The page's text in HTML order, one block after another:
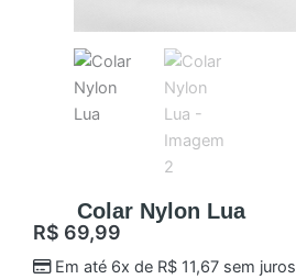
Colar Nylon Lua
R$ 69,99
Em até 6x de R$11,67sem juros